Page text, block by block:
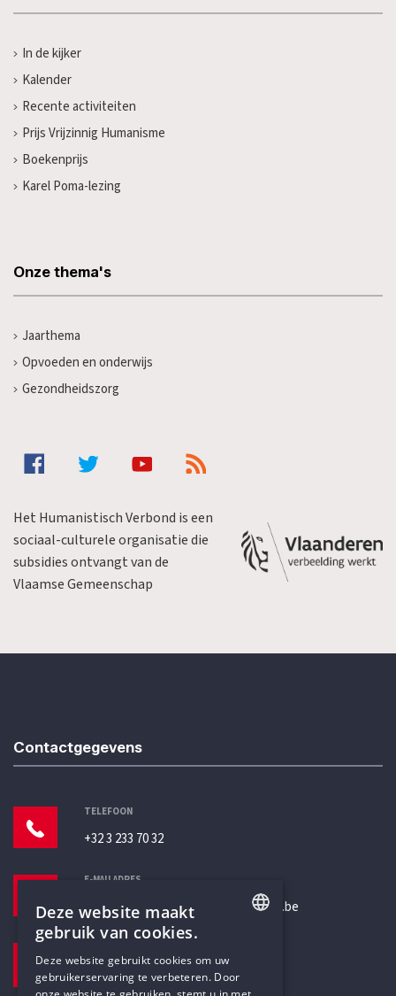
In de kijker
Kalender
Recente activiteiten
Prijs Vrijzinnig Humanisme
Boekenprijs
Karel Poma-lezing
Onze thema's
Jaarthema
Opvoeden en onderwijs
Gezondheidszorg
Het Humanistisch Verbond is een
sociaal-culturele organisatie die
subsidies ontvangt van de
Vlaamse Gemeenschap
Contactgegevens
TELEFOON
+32 3 233 70 32
E-MAILADRES
secretariaat@humanistischverbond.be
Pottenbrug 4
DUTCH
Deze website maakt
gebruik van cookies.
Deze website gebruikt cookies om uw
gebruikerservaring te verbeteren. Door